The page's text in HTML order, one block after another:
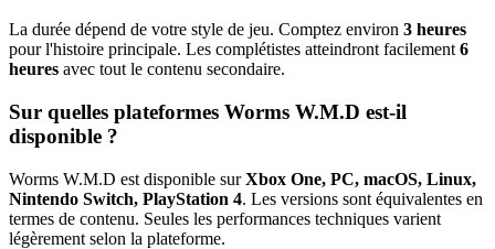
La durée dépend de votre style de jeu. Comptez environ 3 heures
pour l'histoire principale. Les complétistes atteindront facilement6
heures avec tout le contenu secondaire.
Sur quelles plateformes Worms W.M.D est-il
disponible ?
Worms W.M.D est disponible surXbox One, PC, macOS, Linux,
Nintendo Switch, PlayStation 4. Les versions sont équivalentes en
termes de contenu. Seules les performances techniques varient
légèrement selon la plateforme.